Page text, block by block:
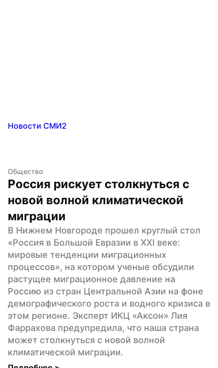
Новости СМИ2
Общество
Россия рискует столкнуться с
новой волной климатической
миграции
В Нижнем Новгороде прошел круглый стол
«Россия в Большой Евразии в XXI веке:
мировые тенденции миграционных
процессов», на котором ученые обсудили
растущее миграционное давление на
Россию из стран Центральной Азии на фоне
демографического роста и водного кризиса в
этом регионе. Эксперт ИКЦ «Аксон» Лия
Фаррахова предупредила, что наша страна
может столкнуться с новой волной
климатической миграции.